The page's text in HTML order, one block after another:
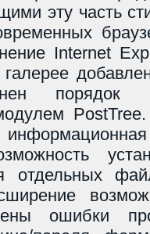
эту часть
Internet
порядок
отдельных
ошибки